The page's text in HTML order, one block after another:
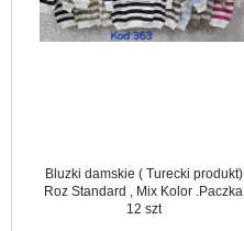
Bluzki damskie ( Turecki produkt)
Roz Standard , Mix Kolor .Paczka
12 szt